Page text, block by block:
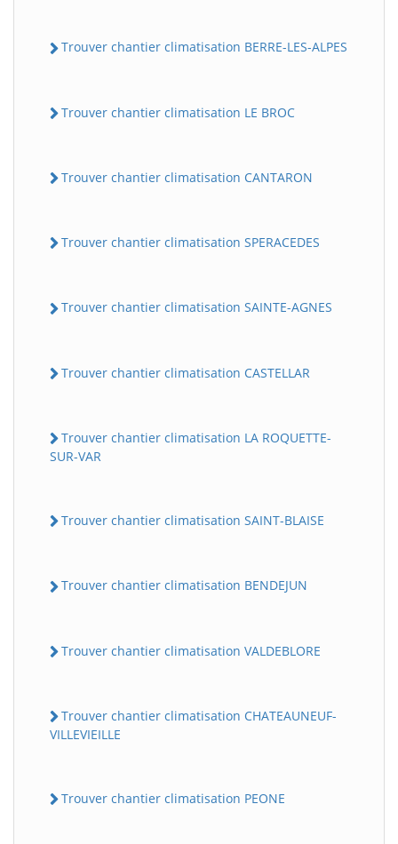
Trouver chantier climatisation BERRE-LES-ALPES
Trouver chantier climatisation LE BROC
Trouver chantier climatisation CANTARON
Trouver chantier climatisation SPERACEDES
Trouver chantier climatisation SAINTE-AGNES
Trouver chantier climatisation CASTELLAR
Trouver chantier climatisation LA ROQUETTE-
SUR-VAR
Trouver chantier climatisation SAINT-BLAISE
Trouver chantier climatisation BENDEJUN
Trouver chantier climatisation VALDEBLORE
Trouver chantier climatisation CHATEAUNEUF-
VILLEVIEILLE
Trouver chantier climatisation PEONE